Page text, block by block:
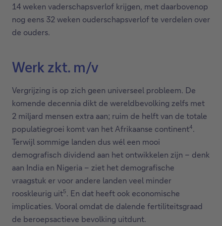
14 weken vaderschapsverlof krijgen, met daarbovenop
nog eens 32 weken ouderschapsverlof te verdelen over
de ouders.
Werk zkt. m/v
Vergrijzing is op zich geen universeel probleem. De
komende decennia dikt de wereldbevolking zelfs met
2 miljard mensen extra aan; ruim de helft van de totale
populatiegroei komt van het Afrikaanse continent4.
Terwijl sommige landen dus wél een mooi
demografisch dividend aan het ontwikkelen zijn – denk
aan India en Nigeria – ziet het demografische
vraagstuk er voor andere landen veel minder
rooskleurig uit5. En dat heeft ook economische
implicaties. Vooral omdat de dalende fertiliteitsgraad
de beroepsactieve bevolking uitdunt.